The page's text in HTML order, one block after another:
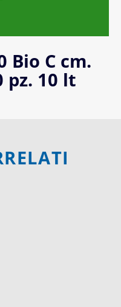
Bio C cm.
pz. 10 lt